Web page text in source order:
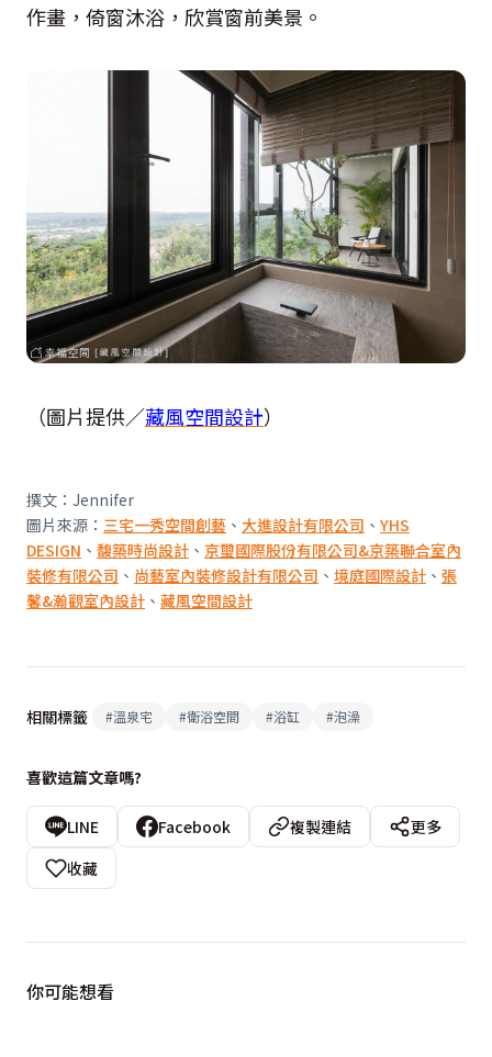
作畫，倚窗沐浴，欣賞窗前美景。
（圖片提供／藏風空間設計）
撰文：Jennifer
圖片來源： 三宅一秀空間創藝 、 大進設計有限公司 、 YHS
DESIGN 、 馥築時尚設計 、 京璽國際股份有限公司&京築聯合室內
裝修有限公司 、 尚藝室內裝修設計有限公司 、 境庭國際設計 、 張
馨&瀚觀室內設計 、 藏風空間設計
相關標籤 #溫泉宅 #衛浴空間 #浴缸 #泡澡
喜歡這篇文章嗎?
LINE Facebook 複製連結
更多
收藏
你可能想看